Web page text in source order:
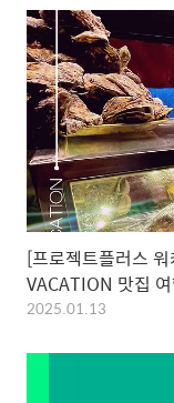
[프로젝트플러스
VACATION 맛집
SAN)
2025.01.13